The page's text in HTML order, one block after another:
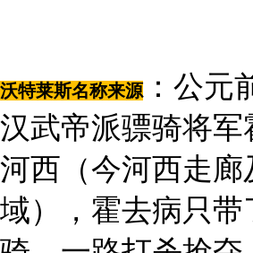
沃特莱斯名称来源
：公元
汉武帝派骠骑将军
河西（今河西走廊
域），霍去病只带